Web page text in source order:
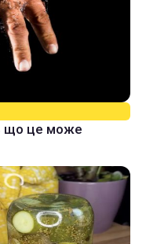
що це може